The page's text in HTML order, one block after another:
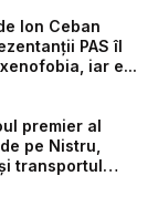
Ion Ceban
PAS îl
iar e...
premier al
pe Nistru,
transportul